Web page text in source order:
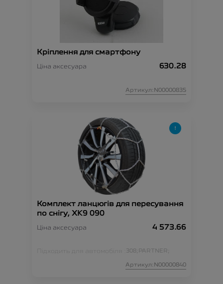
Кріплення для смартфону
Ціна аксесуара 630.28
Артикул:N00000835
Комплект ланцюгів для пересування
по снігу, XK9 090
Ціна аксесуара 4 573.66
Підходить для автомобіля : 308; PARTNER;
Артикул:N00000840